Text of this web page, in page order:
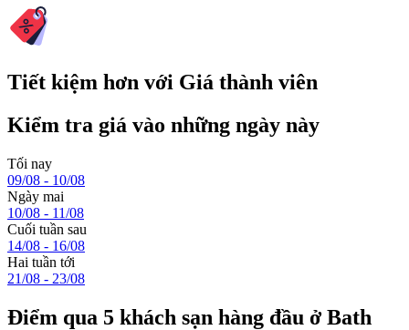
Tiết kiệm hơn với Giá thành viên
Kiểm tra giá vào những ngày này
Tối nay
09/08 - 10/08
Ngày mai
10/08 - 11/08
Cuối tuần sau
14/08 - 16/08
Hai tuần tới
21/08 - 23/08
Điểm qua 5 khách sạn hàng đầu ở Bath